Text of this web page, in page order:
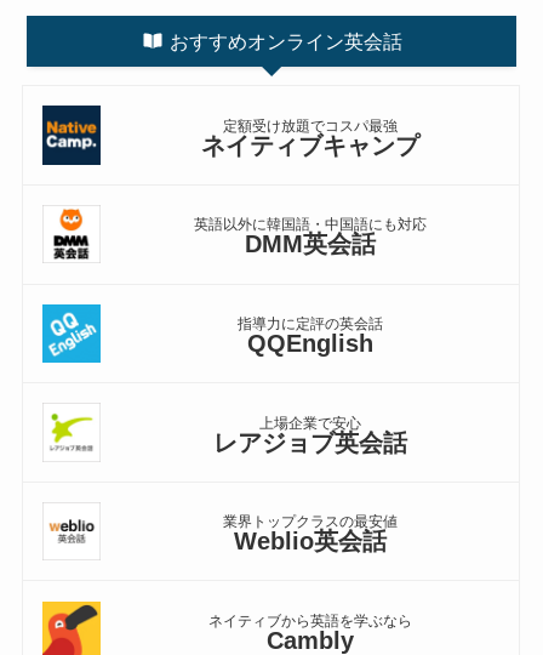
おすすめオンライン英会話
定額受け放題でコスパ最強
ネイティブキャンプ
英語以外に韓国語・中国語にも対応
DMM英会話
指導力に定評の英会話
QQEnglish
上場企業で安心
レアジョブ英会話
業界トップクラスの最安値
Weblio英会話
ネイティブから英語を学ぶなら
Cambly